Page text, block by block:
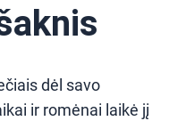
dėl savo
ir romėnai laikė jį